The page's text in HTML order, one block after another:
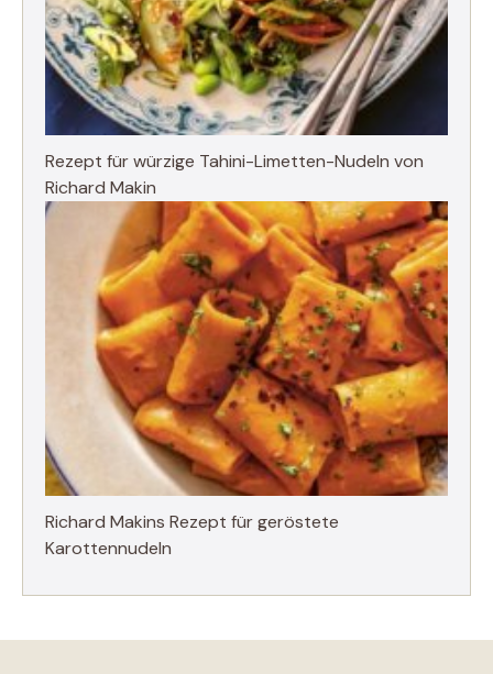
Rezept für würzige Tahini-Limetten-Nudeln von
Richard Makin
Richard Makins Rezept für geröstete
Karottennudeln